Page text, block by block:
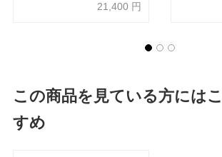
21,400 円
この商品を見ている方には
すめ